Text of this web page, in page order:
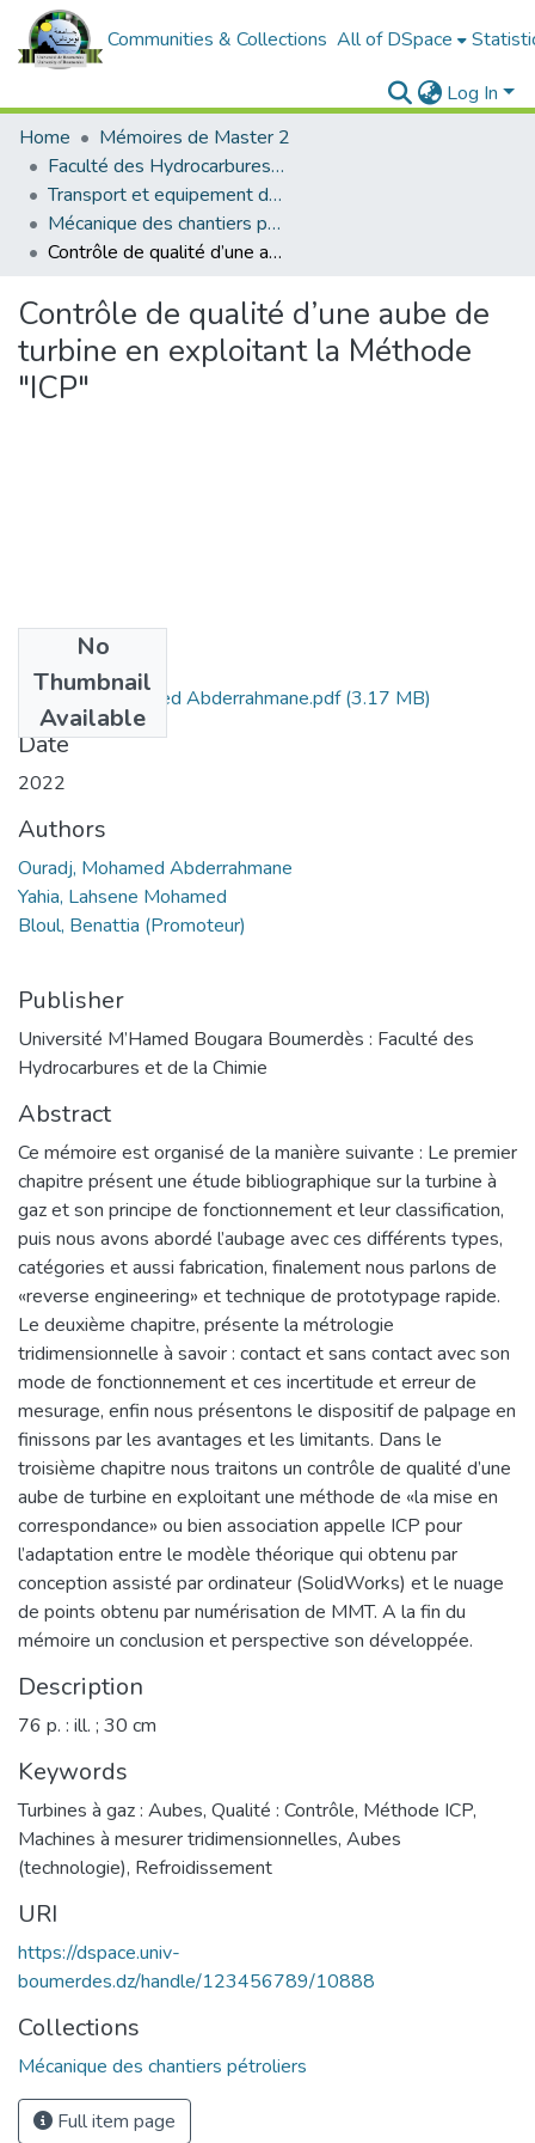
Communities & Collections All of DSpace
Log In
Home
Mémoires de Master 2
Faculté des Hydrocarbures et de la Chimie
Transport et equipement des hydrocarbures
Mécanique des chantiers pétroliers
Contrôle de qualité d’une aube de turbine en exploitant la Méthode "ICP"
Contrôle de qualité d’une aube de
turbine en exploitant la Méthode
"ICP"
No
Thumbnail
Available
OURADJ Mohamed Abderrahmane.pdf(3.17 MB)
Date
2022
Authors
Ouradj, Mohamed Abderrahmane
Yahia, Lahsene Mohamed
Bloul, Benattia (Promoteur)
Publisher
Université M’Hamed Bougara Boumerdès : Faculté des
Hydrocarbures et de la Chimie
Abstract
Ce mémoire est organisé de la manière suivante : Le premier
chapitre présent une étude bibliographique sur la turbine à
gaz et son principe de fonctionnement et leur classification,
puis nous avons abordé l’aubage avec ces différents types,
catégories et aussi fabrication, finalement nous parlons de
«reverse engineering» et technique de prototypage rapide.
Le deuxième chapitre, présente la métrologie
tridimensionnelle à savoir : contact et sans contact avec son
mode de fonctionnement et ces incertitude et erreur de
mesurage, enfin nous présentons le dispositif de palpage en
finissons par les avantages et les limitants. Dans le
troisième chapitre nous traitons un contrôle de qualité d’une
aube de turbine en exploitant une méthode de «la mise en
correspondance» ou bien association appelle ICP pour
l’adaptation entre le modèle théorique qui obtenu par
conception assisté par ordinateur (SolidWorks) et le nuage
de points obtenu par numérisation de MMT. A la fin du
mémoire un conclusion et perspective son développée.
Description
76 p. : ill. ; 30 cm
Keywords
Turbines à gaz : Aubes, Qualité : Contrôle, Méthode ICP,
Machines à mesurer tridimensionnelles, Aubes
(technologie), Refroidissement
URI
https://dspace.univ-
boumerdes.dz/handle/123456789/10888
Collections
Mécanique des chantiers pétroliers
Full item page